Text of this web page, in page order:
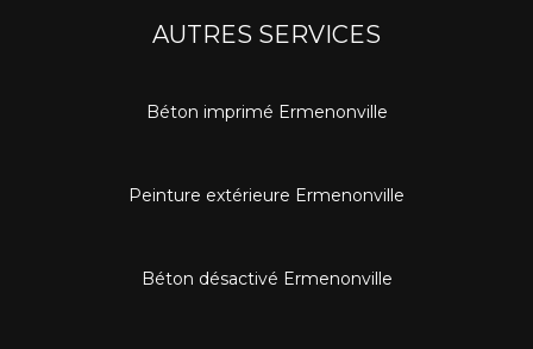
AUTRES SERVICES
Béton imprimé Ermenonville
Peinture extérieure Ermenonville
Béton désactivé Ermenonville